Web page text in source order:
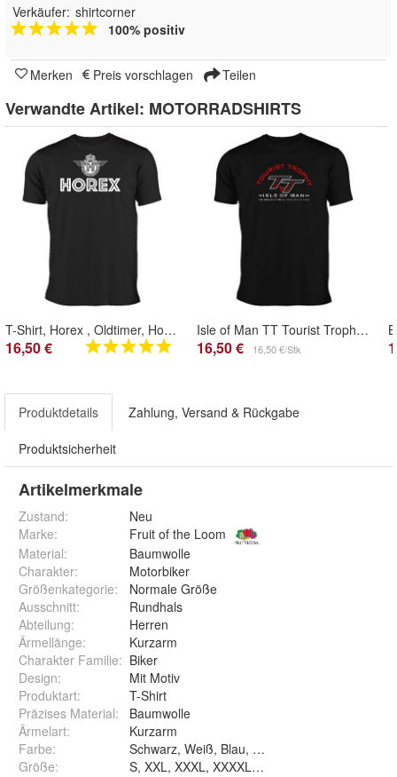
Verkäufer: shirtcorner
100% positiv
Merken Preis vorschlagen Teilen
Verwandte Artikel: MOTORRADSHIRTS
T-Shirt, Horex , Oldtimer, Horex Regina, Horex Imperator
16,50 €
Isle of Man TT Tourist Trophy T-Shirt - TT Motorcycle Racing Motiv # 2
16,50 € 16,50 €/Stk
Produktdetails Zahlung, Versand & Rückgabe
Produktsicherheit
Artikelmerkmale
Zustand:
Neu
Marke:
Fruit of the Loom
Material:
Baumwolle
Charakter:
Motorbiker
Größenkategorie:
Normale Größe
Ausschnitt:
Rundhals
Abteilung:
Herren
Ärmellänge:
Kurzarm
Charakter Familie: Biker
Design:
Mit Motiv
Produktart:
T-Shirt
Präzises Material:
Baumwolle
Ärmelart:
Kurzarm
Farbe:
Größe: